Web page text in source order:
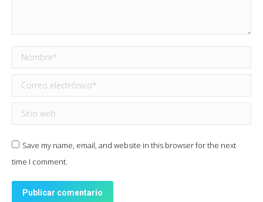
Nombre *
Correo electrónico *
Sitio web
Save my name, email, and website in this browser for the next
time I comment.
Publicar comentario